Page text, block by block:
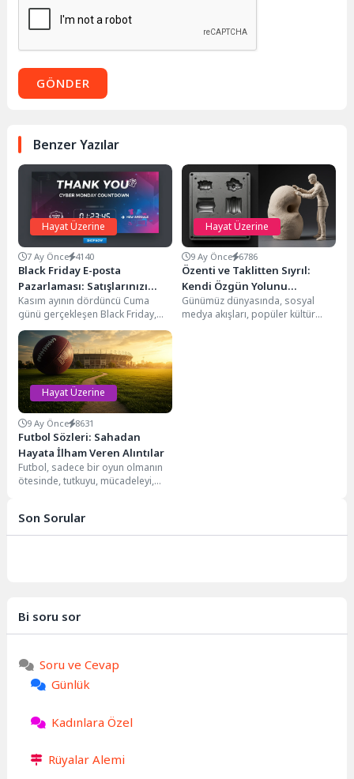
GÖNDER
Benzer Yazılar
Hayat Üzerine
7 Ay Önce 4140
Black Friday E-posta
Pazarlaması: Satışlarınızı
Artırmanın Anahtarı
Kasım ayının dördüncü Cuma
günü gerçekleşen Black Friday,
dünya genelinde markalar için
yılın en büyük...
Hayat Üzerine
9 Ay Önce 6786
Özenti ve Taklitten Sıyrıl:
Kendi Özgün Yolunu
Bulmanın Gücü
Günümüz dünyasında, sosyal
medya akışları, popüler kültür
Hayat Üzerine
9 Ay Önce 8631
Futbol Sözleri: Sahadan
Hayata İlham Veren Alıntılar
Futbol, sadece bir oyun olmanın
ötesinde, tutkuyu, mücadeleyi,
sergileyen...
Son Sorular
Bi soru sor
Soru ve Cevap
Günlük
Kadınlara Özel
Rüyalar Alemi